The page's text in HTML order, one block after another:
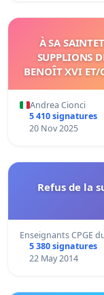
À SA
SUPPLIONS
BENOÎT XVI ET/
Andrea Cionci
5 410 signatures
20 Nov 2025
Refus de la
Enseignants CPGE
5 380 signatures
22 May 2014